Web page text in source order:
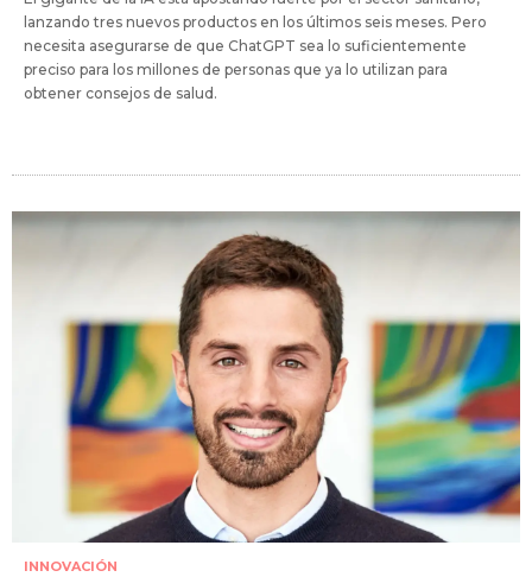
lanzando tres nuevos productos en los últimos seis meses. Pero
necesita asegurarse de que ChatGPT sea lo suficientemente
preciso para los millones de personas que ya lo utilizan para
obtener consejos de salud.
INNOVACIÓN